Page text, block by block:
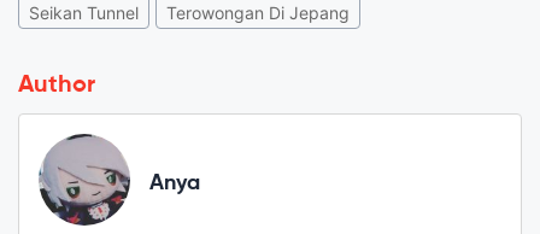
Seikan Tunnel Terowongan Di Jepang
Author
Anya